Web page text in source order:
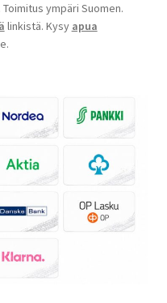
ympäri Suomen.
linkistä. Kysy apua